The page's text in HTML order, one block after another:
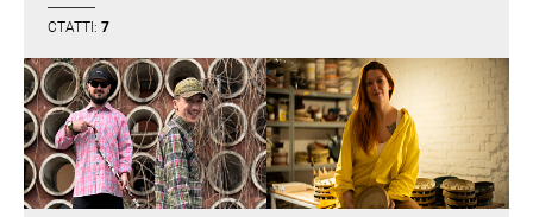
СТАТТІ: 7